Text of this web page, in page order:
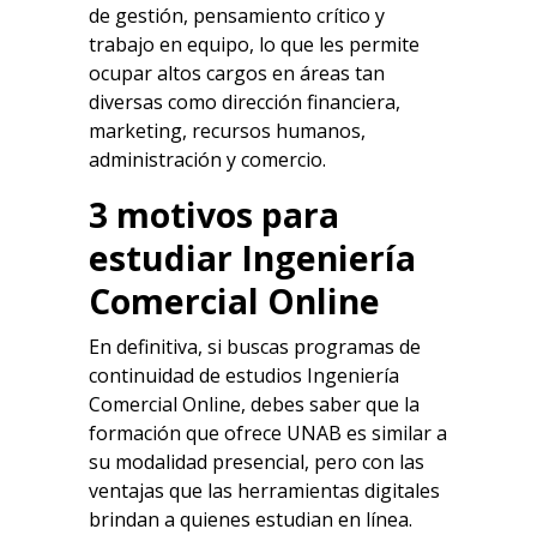
de gestión, pensamiento crítico y
trabajo en equipo, lo que les permite
ocupar altos cargos en áreas tan
diversas como dirección financiera,
marketing, recursos humanos,
administración y comercio.
3 motivos para
estudiar Ingeniería
Comercial Online
En definitiva, si buscas programas de
continuidad de estudios Ingeniería
Comercial Online, debes saber que la
formación que ofrece UNAB es similar a
su modalidad presencial, pero con las
ventajas que las herramientas digitales
brindan a quienes estudian en línea.